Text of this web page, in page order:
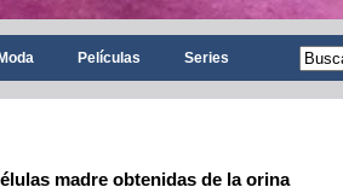
Moda Películas Series
madre obtenidas de la orina